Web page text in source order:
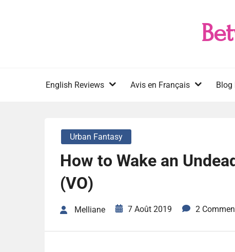
English Reviews Avis en Français Blog
Urban Fantasy
How to Wake an
(VO)
Melliane 7 Août 2019 2